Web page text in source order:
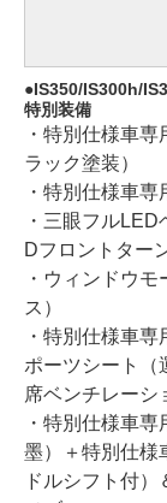
IS350/IS300h/
特別装備
・特別仕様車
ラック塗装）
・特別仕様車専
・三眼フル
Dフロントター
・ウィンドウ
ス）
・特別仕様車
ポーツシート（
席ベンチレーシ
・特別仕様車
墨）＋特別仕様
ドルシフト付）